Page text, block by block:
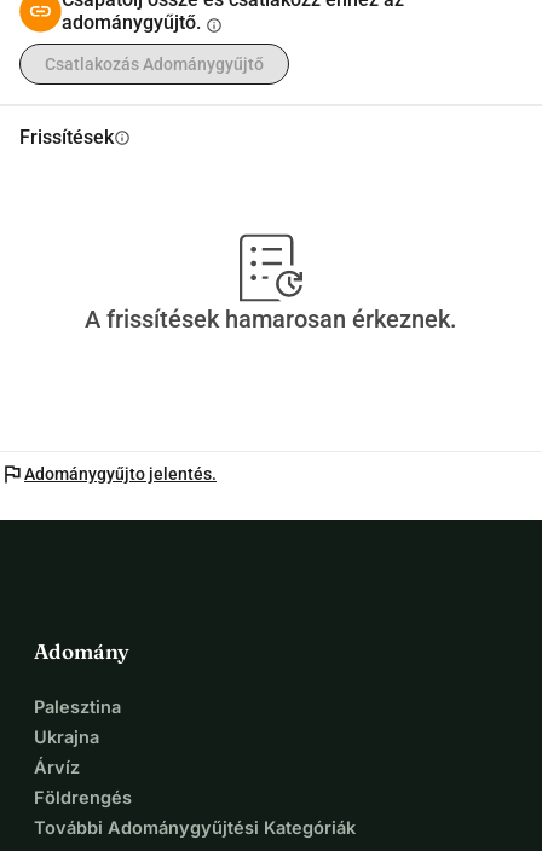
adománygyűjtő. info
Csatlakozás Adománygyűjtő
Frissítésekinfo
A frissítések hamarosan érkeznek.
flagAdománygyűjto jelentés.
Adomány
Palesztina
Ukrajna
Árvíz
Földrengés
További Adománygyűjtési Kategóriák